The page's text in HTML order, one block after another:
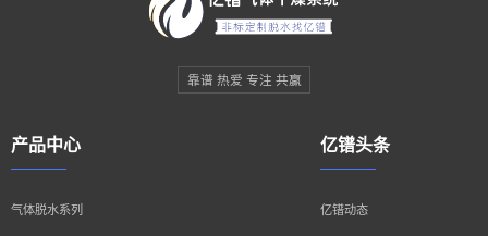
靠谱 热爱 专注 共赢
产品中心
气体脱水系列
亿镨头条
亿镨动态